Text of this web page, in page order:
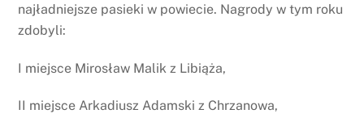
najładniejsze pasieki w powiecie. Nagrody w tym roku
zdobyli:
I miejsce Mirosław Malik z Libiąża,
II miejsce Arkadiusz Adamski z Chrzanowa,